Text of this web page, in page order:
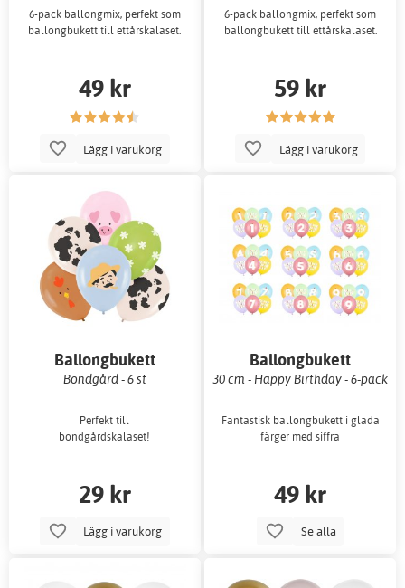
6-pack ballongmix, perfekt som
ballongbukett till ettårskalaset.
49 kr
Lägg i varukorg
6-pack ballongmix, perfekt som
ballongbukett till ettårskalaset.
59 kr
Lägg i varukorg
Ballongbukett
Bondgård - 6 st
Perfekt till
bondgårdskalaset!
29 kr
Lägg i varukorg
Ballongbukett
30 cm - Happy Birthday - 6-pack
Fantastisk ballongbukett i glada
färger med siffra
49 kr
Se alla